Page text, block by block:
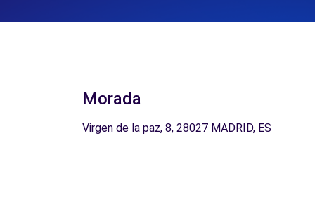
Morada
Virgen de la paz, 8, 28027 MADRID, ES